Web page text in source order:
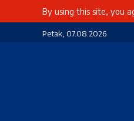
By using this site, you
Petak, 07.08.2026